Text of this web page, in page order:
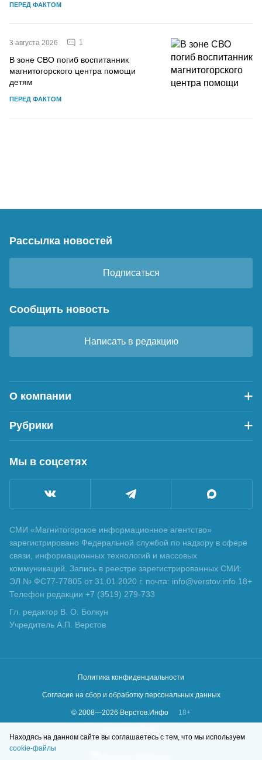
ПЕРЕД ФАКТОМ
3 августа 2026 1
В зоне СВО погиб воспитанник
магнитогорского центра помощи
детям
ПЕРЕД ФАКТОМ
Рассылка новостей
Подписаться
Сообщить новость
Написать в редакцию
О компании
Рубрики
Мы в соцсетях
СМИ «Магнитогорское информационное агентство»
зарегистрировано Федеральной службой по надзору в сфере
связи, информационных технологий и массовых
коммуникаций. Запись в реестре зарегистрированных СМИ:
ЭЛ № ФС77-77805 от 31.01.2020 г. почта: info@verstov.info 18+
Телефон редакции +7 (3519) 279-733
Гл. редактор В. О. Болкун
Учредитель А.П. Верстов
Политика конфиденциальности
Согласие на сбор и обработку персональных данных
© 2008—2026 Верстов.Инфо
18+
Находясь на данном сайте вы соглашаетесь с тем, что мы используем
cookie-файлы